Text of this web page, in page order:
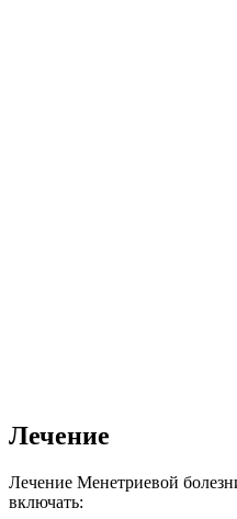
Лечение
Лечение Менетриевой
включать: